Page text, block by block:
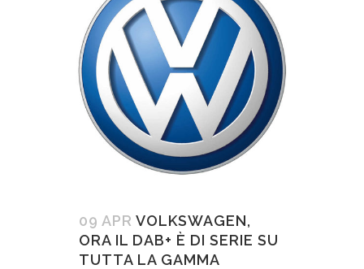
09 APR VOLKSWAGEN,
ORA IL DAB+ È DI SERIE SU
TUTTA LA GAMMA